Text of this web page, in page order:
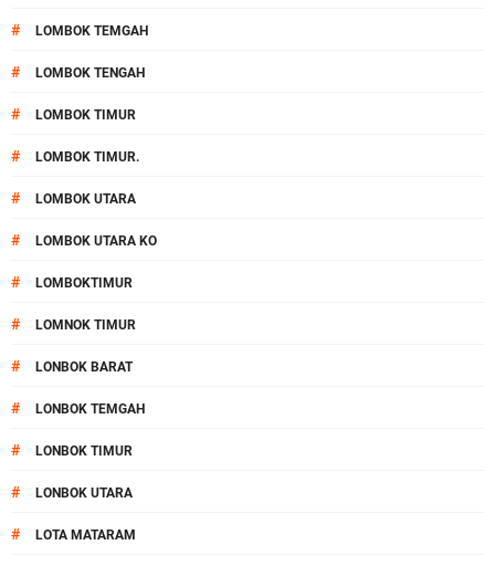
# LOMBOK TEMGAH
# LOMBOK TENGAH
# LOMBOK TIMUR
# LOMBOK TIMUR.
# LOMBOK UTARA
# LOMBOK UTARA KO
# LOMBOKTIMUR
# LOMNOK TIMUR
# LONBOK BARAT
# LONBOK TEMGAH
# LONBOK TIMUR
# LONBOK UTARA
# LOTA MATARAM